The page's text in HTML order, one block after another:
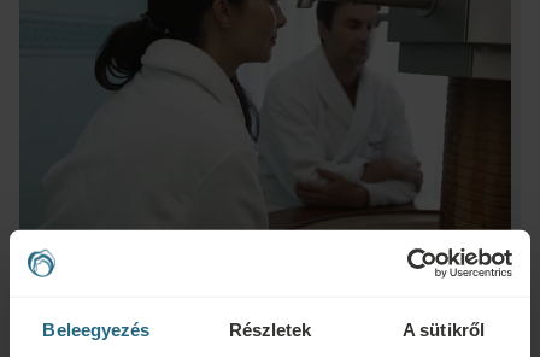
Beleegyezés Részletek A sütikről